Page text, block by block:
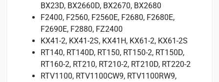
BX23D, BX2660D, BX2670, BX2680
F2400, F2560, F2560E, F2680, F2680E,
F2690E, F2880, FZ2400
KX41-2, KX41-2S, KX41H, KX61-2, KX61-2S
RT140, RT140D, RT150, RT150-2, RT150D,
RT160-2, RT210, RT210-2, RT210D, RT220-2
RTV1100, RTV1100CW9, RTV1100RW9,